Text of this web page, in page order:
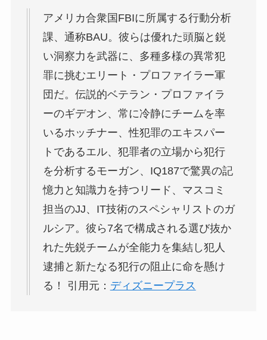
アメリカ合衆国FBIに所属する⾏動分析
課、通称BAU。彼らは優れた頭脳と鋭
い洞察⼒を武器に、多種多様の異常犯
罪に挑むエリート・プロファイラー軍
団だ。伝説的ベテラン・プロファイラ
ーのギデオン、常に冷静にチームを率
いるホッチナー、性犯罪のエキスパー
トであるエル、犯罪者の⽴場から犯⾏
を分析するモーガン、IQ187で驚異の記
憶⼒と知識⼒を持つリード、マスコミ
担当のJJ、IT技術のスペシャリストのガ
ルシア。彼ら7名で構成される選び抜か
れた先鋭チームが全能⼒を集結し犯⼈
逮捕と新たなる犯⾏の阻⽌に命を懸け
る！ 引用元： ディズニープラス